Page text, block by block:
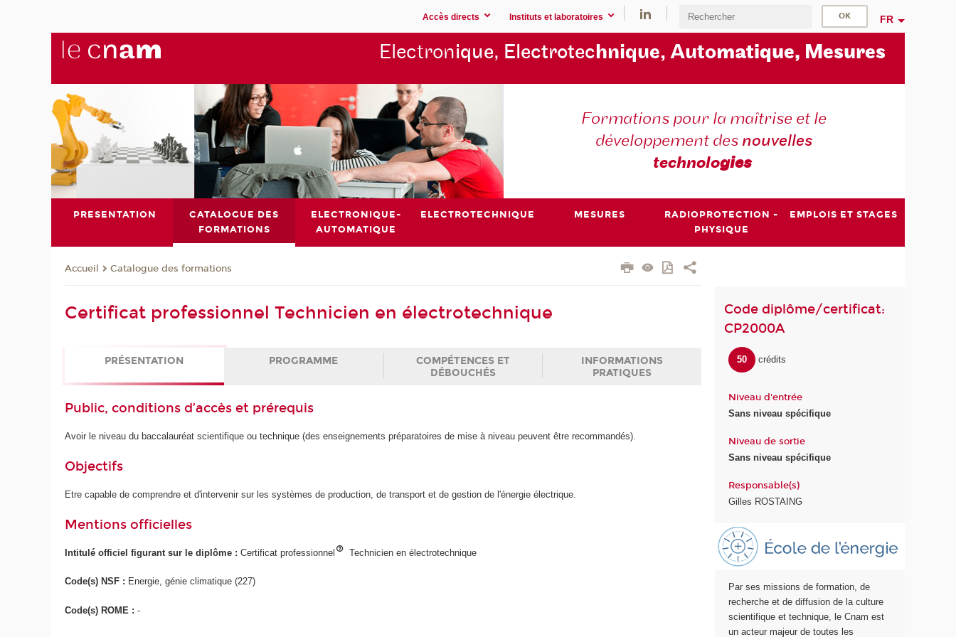
Accès directs Instituts et laboratoires FR
Electronique, Electrotechnique, Automatique, Mesures
Formations pour la maîtrise et le
développement des nouvelles
technologies
PRESENTATION
CATALOGUE DES
FORMATIONS
ELECTRONIQUE-
AUTOMATIQUE
ELECTROTECHNIQUE MESURES
RADIOPROTECTION -
PHYSIQUE
EMPLOIS ET STAGES
Accueil Catalogue des formations
Certificat professionnel Technicien en électrotechnique
PRÉSENTATION PROGRAMME
COMPÉTENCES ET
DÉBOUCHÉS
INFORMATIONS
PRATIQUES
Public, conditions d’accès et prérequis
Avoir le niveau du baccalauréat scientifique ou technique (des enseignements préparatoires de mise à niveau peuvent être recommandés).
Objectifs
Etre capable de comprendre et d'intervenir sur les systèmes de production, de transport et de gestion de l'énergie électrique.
Mentions officielles
Intitulé officiel figurant sur le diplôme :Certificat professionnel Technicien en électrotechnique
Code(s) NSF : Energie, génie climatique (227)
Code(s) ROME :-
Code diplôme/certificat:
CP2000A
50 crédits
Niveau d'entrée
Sans niveau spécifique
Niveau de sortie
Sans niveau spécifique
Responsable(s)
Gilles ROSTAING
Par ses missions de formation, de
recherche et de diffusion de la culture
scientifique et technique, le Cnam est
un acteur majeur de toutes les